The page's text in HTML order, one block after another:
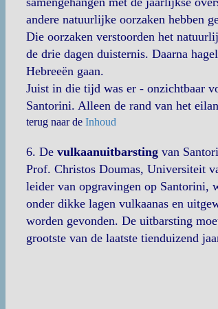
andere natuurlijke oorzaken hebben
Die oorzaken verstoorden het
de drie dagen duisternis. Daarna
Hebreeën gaan.
Juist in die tijd was er - onzichtbaar
Santorini. Alleen de rand van het
terug naar de Inhoud
6. De vulkaanuitbarstingvan
Prof. Christos Doumas, Universiteit
leider van opgravingen op Santorini,
onder dikke lagen vulkaanas en
worden gevonden. De uitbarsting
grootste van de laatste tienduizend